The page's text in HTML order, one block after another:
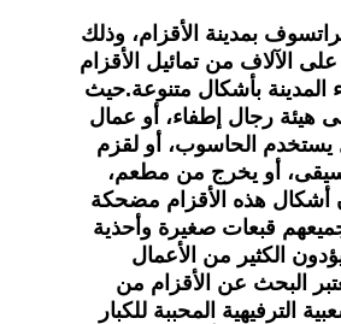
بمدينة الأقزام، وذلك
الآلاف من تمائيل الأقزام
المدينة بأشكال متنوعة.حيث
هيئة رجال إطفاء، أو عمال
يستخدم الحاسوب، أو لقزم
أو يخرج من مطعم،
أشكال هذه الأقزام مضحكة
قبعات صغيرة وأحذية
الكثير من الأعمال
البحث عن الأقزام من
الترفيهية المحببة للكبار